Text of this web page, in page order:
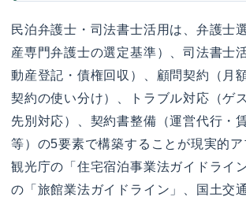
民泊弁護士・司法書士活用は、弁護士
産専門弁護士の選定基準）、司法書士
動産登記・債権回収）、顧問契約（月
契約の使い分け）、トラブル対応（ゲ
先別対応）、契約書整備（運営代行・
等）の5要素で構築することが現実的ア
観光庁の「住宅宿泊事業法ガイドライ
の「旅館業法ガイドライン」、国土交